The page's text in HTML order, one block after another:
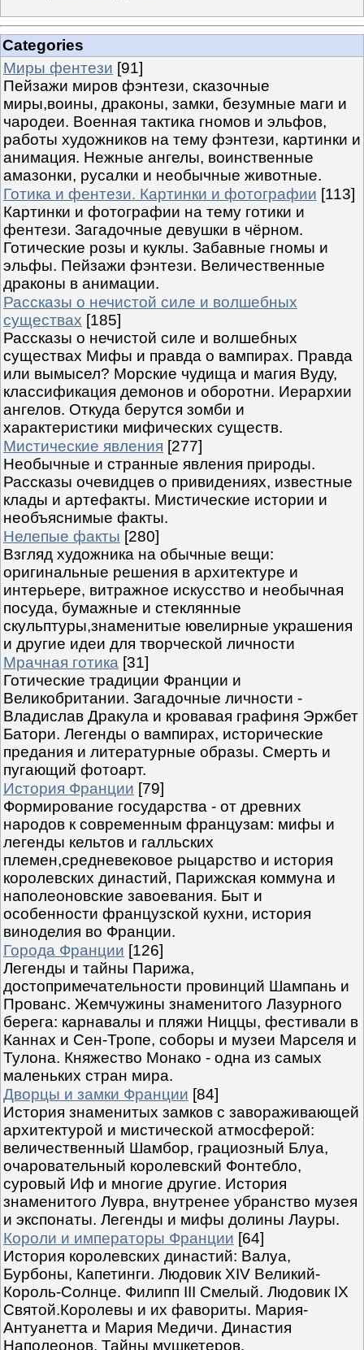
Categories
Миры фентези [91]
Пейзажи миров фэнтези, сказочные
миры,воины, драконы, замки, безумные маги и
чародеи. Военная тактика гномов и эльфов,
работы художников на тему фэнтези, картинки и
анимация. Нежные ангелы, воинственные
амазонки, русалки и необычные животные.
Готика и фентези. Картинки и фотографии [113]
Картинки и фотографии на тему готики и
фентези. Загадочные девушки в чёрном.
Готические розы и куклы. Забавные гномы и
эльфы. Пейзажи фэнтези. Величественные
драконы в анимации.
Рассказы о нечистой силе и волшебных
существах [185]
Рассказы о нечистой силе и волшебных
существах Мифы и правда о вампирах. Правда
или вымысел? Морские чудища и магия Вуду,
классификация демонов и оборотни. Иерархии
ангелов. Откуда берутся зомби и
характеристики мифических существ.
Мистические явления [277]
Необычные и странные явления природы.
Рассказы очевидцев о привидениях, известные
клады и артефакты. Мистические истории и
необъяснимые факты.
Нелепые факты [280]
Взгляд художника на обычные вещи:
оригинальные решения в архитектуре и
интерьере, витражное искусство и необычная
посуда, бумажные и стеклянные
скульптуры,знаменитые ювелирные украшения
и другие идеи для творческой личности
Мрачная готика [31]
Готические традиции Франции и
Великобритании. Загадочные личности -
Владислав Дракула и кровавая графиня Эржбет
Батори. Легенды о вампирах, исторические
предания и литературные образы. Смерть и
пугающий фотоарт.
История Франции [79]
Формирование государства - от древних
народов к современным французам: мифы и
легенды кельтов и галльских
племен,средневековое рыцарство и история
королевских династий, Парижская коммуна и
наполеоновские завоевания. Быт и
особенности французской кухни, история
виноделия во Франции.
Города Франции [126]
Легенды и тайны Парижа,
достопримечательности провинций Шампань и
Прованс. Жемчужины знаменитого Лазурного
берега: карнавалы и пляжи Ниццы, фестивали в
Каннах и Сен-Тропе, соборы и музеи Марселя и
Тулона. Княжество Монако - одна из самых
маленьких стран мира.
Дворцы и замки Франции [84]
История знаменитых замков с завораживающей
архитектурой и мистической атмосферой:
величественный Шамбор, грациозный Блуа,
очаровательный королевский Фонтебло,
суровый Иф и многие другие. История
знаменитого Лувра, внутренее убранство музея
и экспонаты. Легенды и мифы долины Лауры.
Короли и императоры Франции [64]
История королевских династий: Валуа,
Бурбоны, Капетинги. Людовик XIV Великий-
Король-Солнце. Филипп III Смелый. Людовик IX
Святой.Королевы и их фавориты. Мария-
Антуанетта и Мария Медичи. Династия
Наполеонов. Тайны мушкетеров.